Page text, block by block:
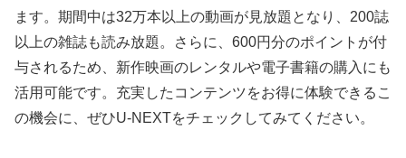
ます。期間中は32万本以上の動画が見放題となり、200誌
以上の雑誌も読み放題。さらに、600円分のポイントが付
与されるため、新作映画のレンタルや電子書籍の購入にも
活用可能です。充実したコンテンツをお得に体験できるこ
の機会に、ぜひU-NEXTをチェックしてみてください。